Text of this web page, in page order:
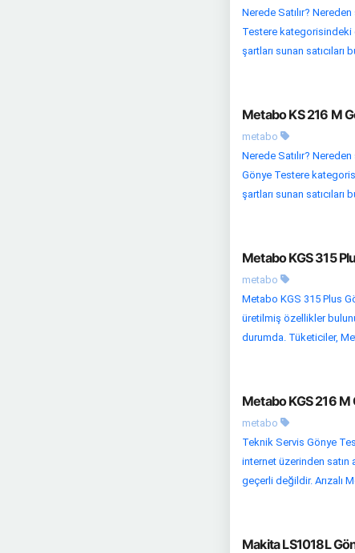
Nerede Satılır?
Testere kategorisindeki
şartları sunan satıcıları
Metabo KS 216 M
metabo
Nerede Satılır?
Gönye Testere
şartları sunan satıcıları
Metabo KGS 315
metabo
Metabo KGS 315 Plus
üretilmiş özellikler
durumda. Tüketiciler,
Metabo KGS 216
metabo
Teknik Servis Gönye
internet üzerinden satın
geçerli değildir. Arızalı
Makita LS1018L